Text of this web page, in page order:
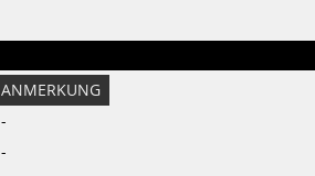
ANMERKUNG
-
-